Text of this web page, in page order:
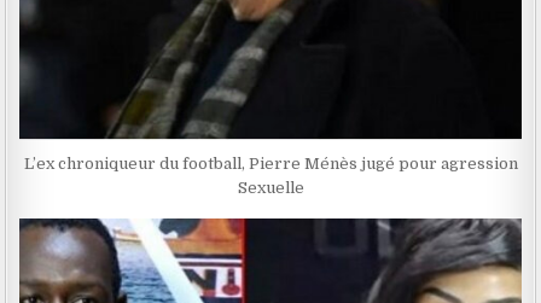
L’ex chroniqueur du football, Pierre Ménès jugé pour agression
Sexuelle